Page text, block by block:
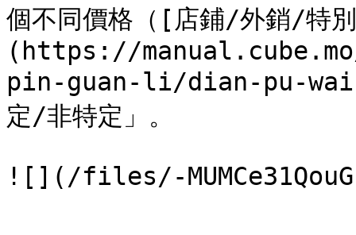
個不同價格（[店鋪/外銷/特
(https://
pin-guan-li/dian-pu-
定/非特定」。